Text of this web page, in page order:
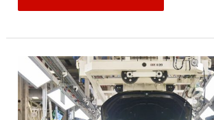
Automobilový
průmysl
v
roce
2025: